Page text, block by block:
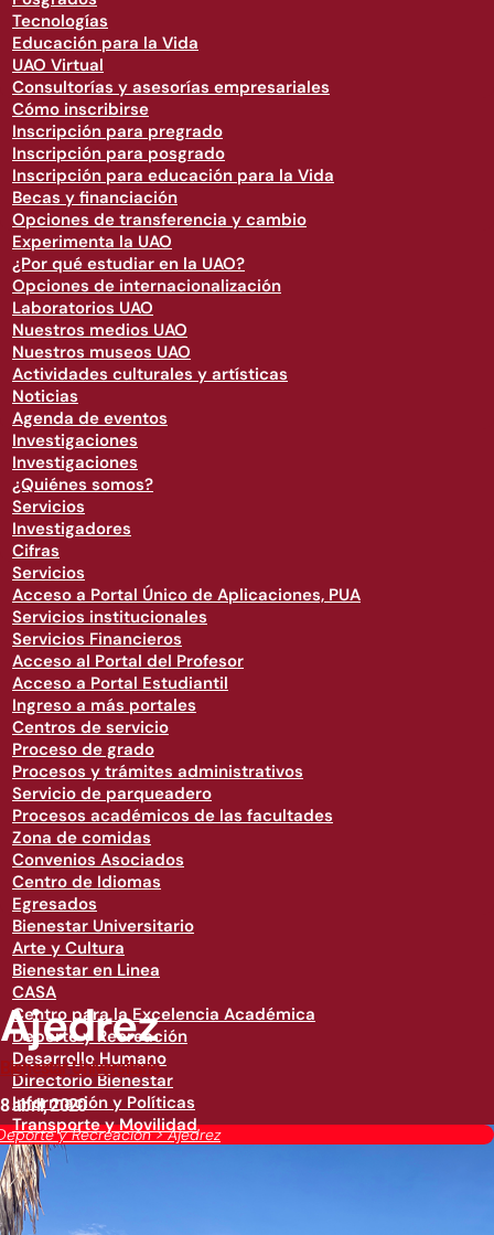
Tecnologías
Educación para la Vida
UAO Virtual
Consultorías y asesorías empresariales
Cómo inscribirse
Inscripción para pregrado
Inscripción para posgrado
Inscripción para educación para la Vida
Becas y financiación
Opciones de transferencia y cambio
Experimenta la UAO
¿Por qué estudiar en la UAO?
Opciones de internacionalización
Laboratorios UAO
Nuestros medios UAO
Nuestros museos UAO
Actividades culturales y artísticas
Noticias
Agenda de eventos
Investigaciones
Investigaciones
¿Quiénes somos?
Servicios
Investigadores
Cifras
Servicios
Acceso a Portal Único de Aplicaciones, PUA
Servicios institucionales
Servicios Financieros
Acceso al Portal del Profesor
Acceso a Portal Estudiantil
Ingreso a más portales
Centros de servicio
Proceso de grado
Procesos y trámites administrativos
Servicio de parqueadero
Procesos académicos de las facultades
Zona de comidas
Convenios Asociados
Centro de Idiomas
Egresados
Bienestar Universitario
Arte y Cultura
Bienestar en Linea
CASA
Centro para la Excelencia Académica
Deporte y Recreación
Desarrollo Humano
Directorio Bienestar
Información y Políticas
Transporte y Movilidad
y Recreación>Ajedrez
Ajedrez
Bienestar Universitario
8 abril, 2020